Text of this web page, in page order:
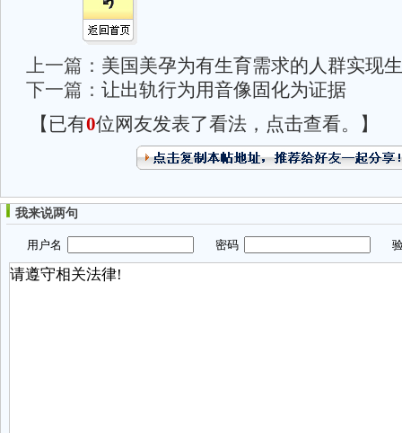
上一篇： 美国美孕为有生育需求的人群实现
下一篇： 让出轨行为用音像固化为证据
【已有0位网友发表了看法，点击查看。】
我来说两句
用户名 密码 验